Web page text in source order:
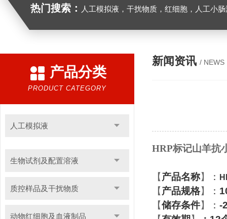
热门搜索： 人工模拟液，干扰物质，红细胞，人工小
产品分类
PRODUCT CATEGORY
人工模拟液
生物试剂及配置溶液
质控样品及干扰物质
动物红细胞及血液制品
新闻资讯 / NEWS
HRP标记山羊抗
【产品名称】 ：
【产品规格】 ：
【储存条件】 ： -